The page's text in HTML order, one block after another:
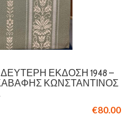
ΈΚΔΟΣΗ 1948 –
ΚΩΝΣΤΑΝΤΊΝΟΣ
€80.00